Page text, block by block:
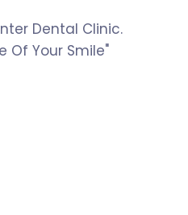
Dental Clinic.
Of Your Smile"